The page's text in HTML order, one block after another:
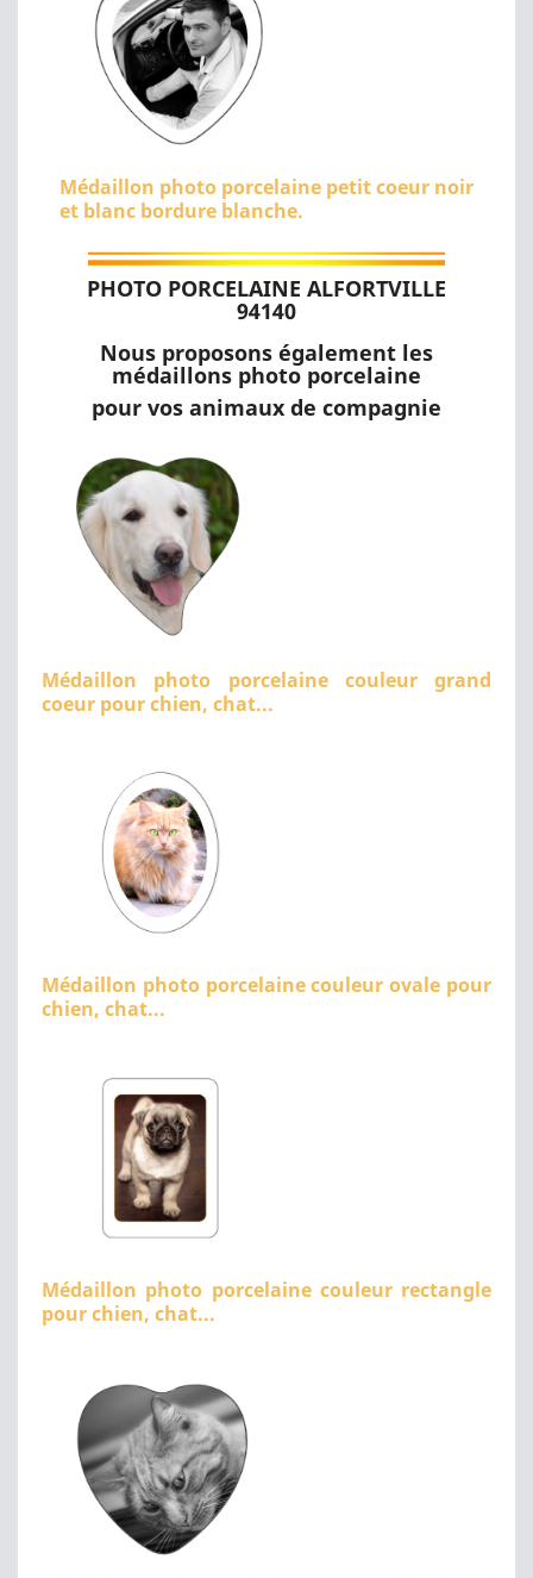
Médaillon photo porcelaine petit coeur noir
et blanc bordure blanche.
PHOTO PORCELAINE ALFORTVILLE
94140
Nous proposons également les
médaillons photo porcelaine
pour vos animaux de compagnie
Médaillon photo porcelaine couleur grand
coeur pour chien, chat...
Médaillon photo porcelaine couleur ovale pour
chien, chat...
Médaillon photo porcelaine couleur rectangle
pour chien, chat...